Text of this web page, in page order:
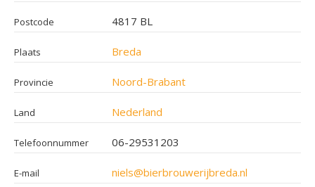
Postcode 4817 BL
Plaats Breda
Provincie Noord-Brabant
Land Nederland
Telefoonnummer 06-29531203
E-mail niels@bierbrouwerijbreda.nl